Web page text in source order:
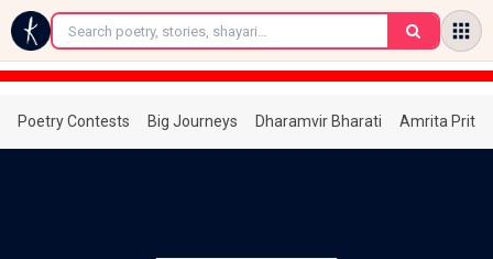
←
Poetry Contests Big Journeys Dharamvir Bharati Amrita